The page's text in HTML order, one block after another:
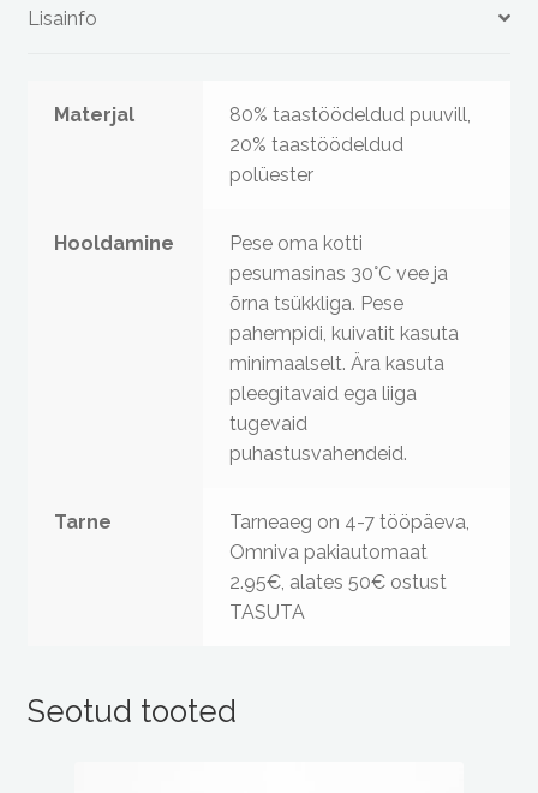
Lisainfo
Materjal
80% taastöödeldud puuvill,
20% taastöödeldud
polüester
Hooldamine
Pese oma kotti
pesumasinas 30°C vee ja
õrna tsükkliga. Pese
pahempidi, kuivatit kasuta
minimaalselt. Ära kasuta
pleegitavaid ega liiga
tugevaid
puhastusvahendeid.
Tarne
Tarneaeg on 4-7 tööpäeva,
Omniva pakiautomaat
2.95€, alates 50€ ostust
TASUTA
Seotud tooted